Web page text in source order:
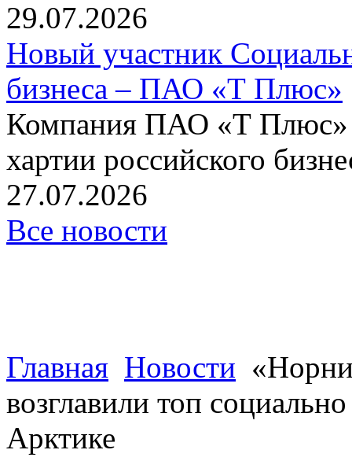
29.07.2026
Новый участник
бизнеса – ПАО «Т Плюс»
Компания ПАО «Т Плюс»
хартии российского
27.07.2026
Все новости
Главная Новости
возглавили топ
Арктике